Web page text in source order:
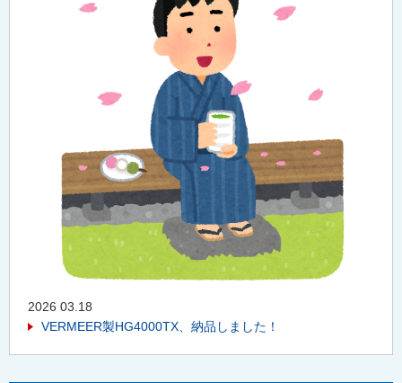
2026 03.18
VERMEER製HG4000TX、納品しました！